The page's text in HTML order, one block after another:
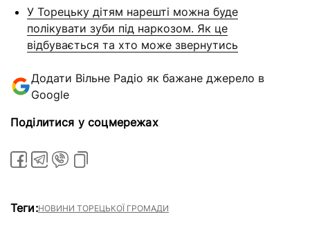
У Торецьку дітям нарешті можна буде
полікувати зуби під наркозом. Як це
відбувається та хто може звернутись
Додати Вільне Радіо як бажане джерело в
Google
Поділитися у соцмережах
Теги:НОВИНИ ТОРЕЦЬКОЇ ГРОМАДИ